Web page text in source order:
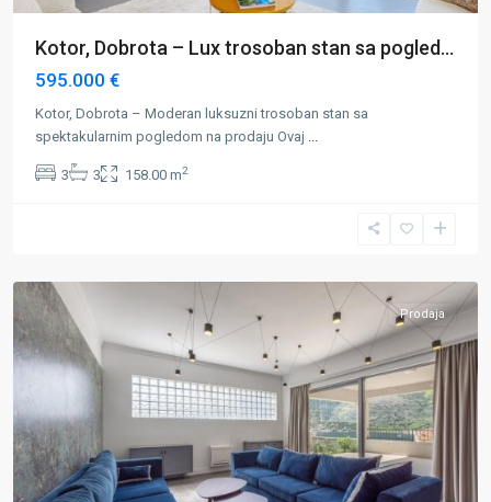
Kotor, Dobrota – Lux trosoban stan sa pogled...
595.000 €
Kotor, Dobrota – Moderan luksuzni trosoban stan sa
spektakularnim pogledom na prodaju Ovaj
3 3 158.00 m2
Prodaja